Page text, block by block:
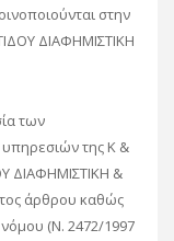
στην
ΔΙΑΦΗΜΙΣΤΙΚΗ
των
της K &
ΔΙΑΦΗΜΙΣΤΙΚΗ &
άρθρου καθώς
νόμου (Ν. 2472/1997